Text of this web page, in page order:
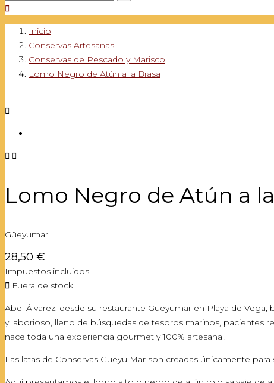

Inicio
Conservas Artesanas
Conservas de Pescado y Marisco
Lomo Negro de Atún a la Brasa

 
Lomo Negro de Atún a
Güeyumar
28,50 €
Impuestos incluidos
 Fuera de stock
Abel Álvarez, desde su restaurante Güeyumar en Playa de
y laborioso, lleno de búsquedas de tesoros marinos, pacientes
nace toda una experiencia gourmet y 100% artesanal.
Las latas de Conservas Güeyu Mar son creadas únicamente